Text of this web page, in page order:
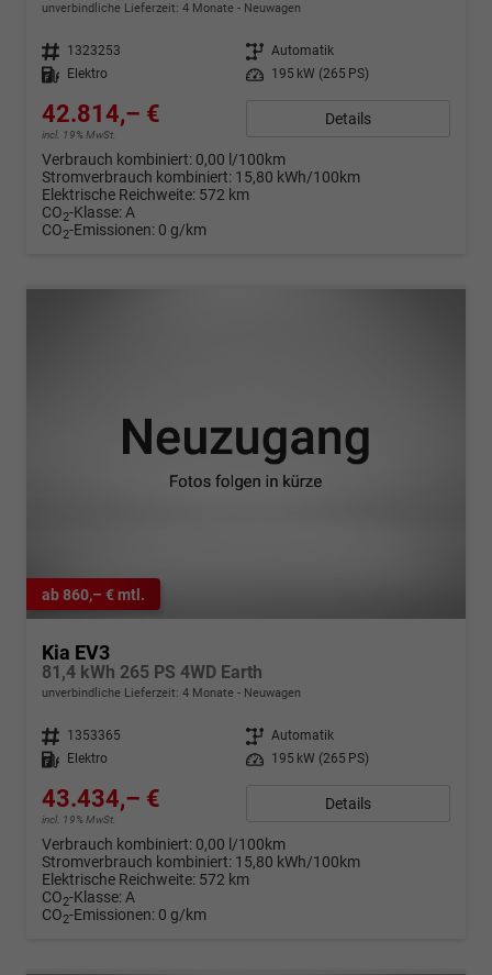
unverbindliche Lieferzeit: 4 Monate Neuwagen
Fahrzeugnr. 1323253 Getriebe Automatik
Kraftstoff
Elektro Leistung 195 kW (265 PS)
42.814,– €
incl. 19% MwSt.
Details
Verbrauch kombiniert: 0,00 l/100km
Stromverbrauch kombiniert: 15,80 kWh/100km
Elektrische Reichweite: 572 km
CO2-Klasse:A
CO2-Emissionen: 0 g/km
ab 860,– € mtl.
Kia EV3
81,4 kWh 265 PS 4WD Earth
unverbindliche Lieferzeit: 4 Monate Neuwagen
Fahrzeugnr. 1353365 Getriebe Automatik
Kraftstoff
Elektro Leistung 195 kW (265 PS)
43.434,– €
incl. 19% MwSt.
Details
Verbrauch kombiniert: 0,00 l/100km
Stromverbrauch kombiniert: 15,80 kWh/100km
Elektrische Reichweite: 572 km
CO2-Klasse:A
CO2-Emissionen: 0 g/km